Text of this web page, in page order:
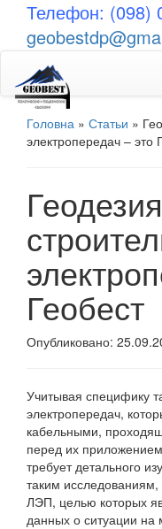
Телефон: (098)
Головна » Статьи »
электропередач – это
Геобест
Опубликовано:
Учитывая специфику
электропередач,
кабельными,
перед их
требует детального
таким исследованиям,
ЛЭП, целью которых
данных о ситуации на